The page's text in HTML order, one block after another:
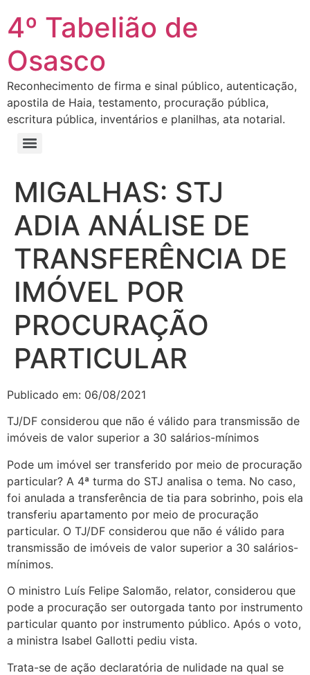
4º Tabelião de
Osasco
Reconhecimento de firma e sinal público, autenticação,
apostila de Haia, testamento, procuração pública,
escritura pública, inventários e planilhas, ata notarial.
MIGALHAS: STJ
ADIA ANÁLISE DE
TRANSFERÊNCIA DE
IMÓVEL POR
PROCURAÇÃO
PARTICULAR
Publicado em: 06/08/2021
TJ/DF considerou que não é válido para transmissão de
imóveis de valor superior a 30 salários-mínimos
Pode um imóvel ser transferido por meio de procuração
particular? A 4ª turma do STJ analisa o tema. No caso,
foi anulada a transferência de tia para sobrinho, pois ela
transferiu apartamento por meio de procuração
particular. O TJ/DF considerou que não é válido para
transmissão de imóveis de valor superior a 30 salários-
mínimos.
O ministro Luís Felipe Salomão, relator, considerou que
pode a procuração ser outorgada tanto por instrumento
particular quanto por instrumento público. Após o voto,
a ministra Isabel Gallotti pediu vista.
Trata-se de ação declaratória de nulidade na qual se